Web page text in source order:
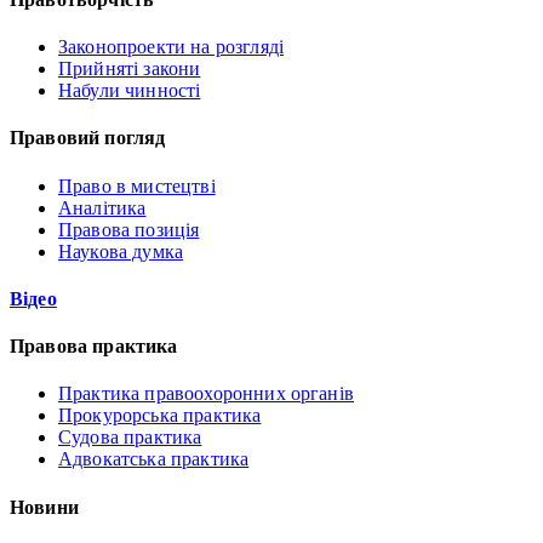
Законопроекти на розгляді
Прийняті закони
Набули чинності
Правовий погляд
Право в мистецтві
Аналітика
Правова позиція
Наукова думка
Відео
Правова практика
Практика правоохоронних органів
Прокурорська практика
Судова практика
Адвокатська практика
Новини